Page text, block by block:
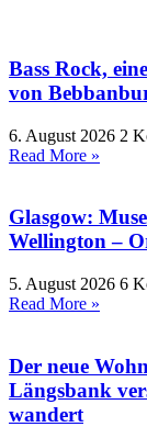
Bass Rock,
von
6. August 2026 2
Read More »
Glasgow:
Wellington –
5. August 2026 6
Read More »
Der neue
Längsbank
wandert